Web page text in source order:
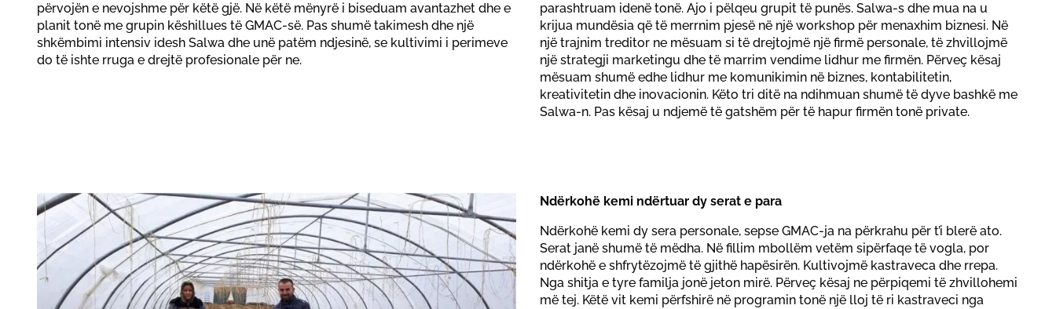
përvojën e nevojshme për këtë gjë. Në këtë mënyrë i biseduam avantazhet dhe e
planit tonë me grupin këshillues të GMAC-së. Pas shumë takimesh dhe një
shkëmbimi intensiv idesh Salwa dhe unë patëm ndjesinë, se kultivimi i perimeve
do të ishte rruga e drejtë profesionale për ne.
parashtruam idenë tonë. Ajo i pëlqeu grupit të punës. Salwa-s dhe mua na u
krijua mundësia që të merrnim pjesë në një workshop për menaxhim biznesi. Në
një trajnim treditor ne mësuam si të drejtojmë një firmë personale, të zhvillojmë
një strategji marketingu dhe të marrim vendime lidhur me firmën. Përveç kësaj
mësuam shumë edhe lidhur me komunikimin në biznes, kontabilitetin,
kreativitetin dhe inovacionin. Këto tri ditë na ndihmuan shumë të dyve bashkë me
Salwa-n. Pas kësaj u ndjemë të gatshëm për të hapur firmën tonë private.
Ndërkohë kemi ndërtuar dy serat e para
Ndërkohë kemi dy sera personale, sepse GMAC-ja na përkrahu për t’i blerë ato.
Serat janë shumë të mëdha. Në fillim mbollëm vetëm sipërfaqe të vogla, por
ndërkohë e shfrytëzojmë të gjithë hapësirën. Kultivojmë kastraveca dhe rrepa.
Nga shitja e tyre familja jonë jeton mirë. Përveç kësaj ne përpiqemi të zhvillohemi
më tej. Këtë vit kemi përfshirë në programin tonë një lloj të ri kastraveci nga